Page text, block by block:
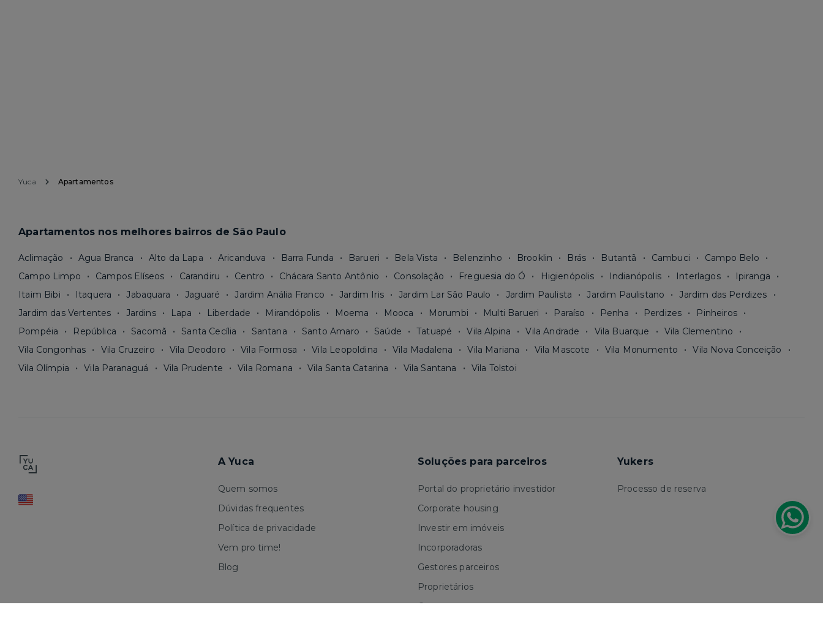
Yuca Apartamentos
Apartamentos nos melhores bairros de São Paulo
Aclimação Agua Branca Alto da Lapa Aricanduva Barra Funda Barueri Bela Vista Belenzinho Brooklin Brás Butantã Cambuci
Campo Belo
Campo Limpo
Campos Elíseos Carandiru Centro Chácara Santo Antônio Consolação Freguesia do Ó Higienópolis Indianópolis Interlagos
Ipiranga
Itaim Bibi
Itaquera Jabaquara Jaguaré Jardim Anália Franco Jardim Iris Jardim Lar São Paulo Jardim Paulista Jardim Paulistano
Jardim das Perdizes
Jardim das Vertentes
Jardins Lapa Liberdade Mirandópolis Moema Mooca Morumbi Multi Barueri Paraíso Penha Perdizes
Pinheiros
Pompéia
República Sacomã Santa Cecília Santana Santo Amaro Saúde Tatuapé Vila Alpina Vila Andrade Vila Buarque
Vila Clementino
Vila Congonhas
Vila Cruzeiro Vila Deodoro Vila Formosa Vila Leopoldina Vila Madalena Vila Mariana Vila Mascote Vila Monumento
Vila Nova Conceição
Vila Olímpia
Vila Paranaguá Vila Prudente Vila Romana Vila Santa Catarina Vila Santana Vila Tolstoi
A Yuca
Quem somos
Dúvidas frequentes
Política de privacidade
Vem pro time!
Blog
Soluções para parceiros
Portal do proprietário investidor
Corporate housing
Investir em imóveis
Incorporadoras
Gestores parceiros
Proprietários
Corretores
Yukers
Processo de reserva